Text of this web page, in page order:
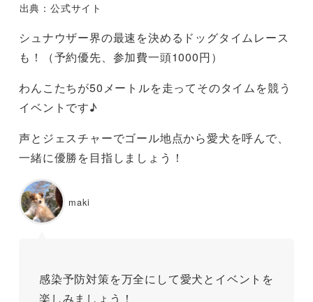
出典：公式サイト
シュナウザー界の最速を決めるドッグタイムレース
も！（予約優先、参加費一頭1000円）
わんこたちが50メートルを走ってそのタイムを競う
イベントです♪
声とジェスチャーでゴール地点から愛犬を呼んで、
一緒に優勝を目指しましょう！
maki
感染予防対策を万全にして愛犬とイベントを
楽しみましょう！